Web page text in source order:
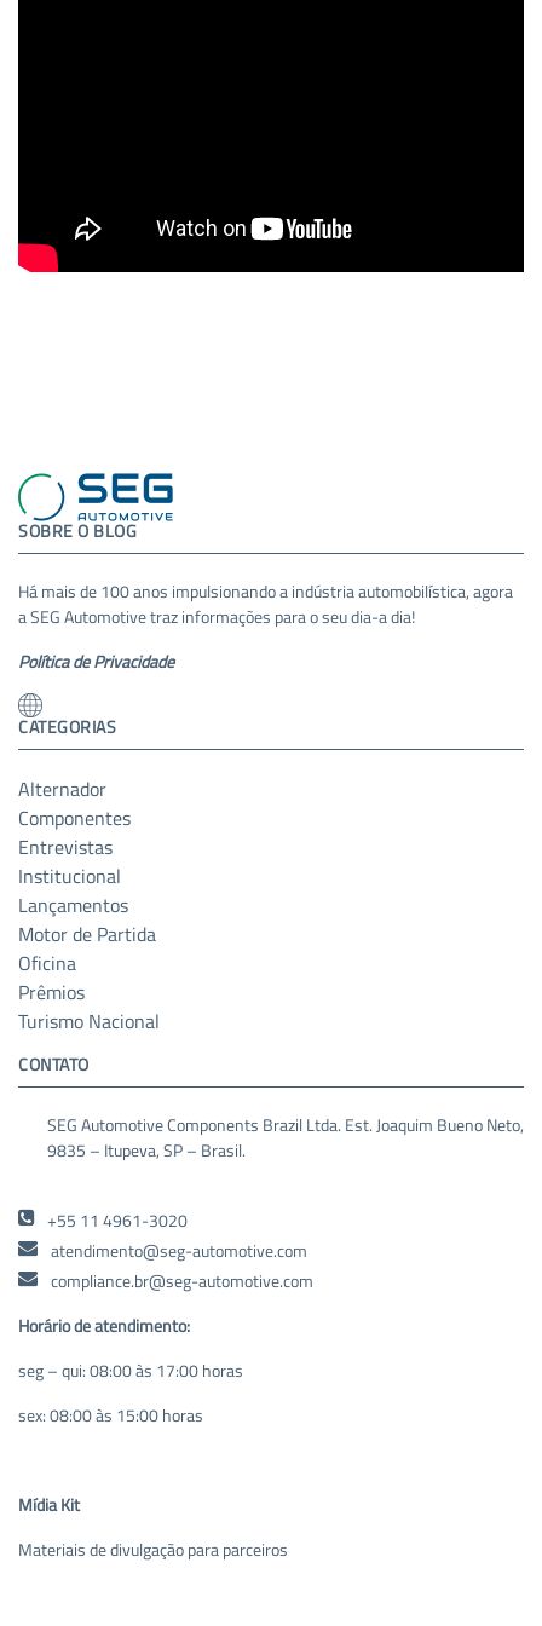
SOBRE O BLOG
Há mais de 100 anos impulsionando a indústria automobilística, agora
a SEG Automotive traz informações para o seu dia-a dia!
Política de Privacidade
CATEGORIAS
Alternador
Componentes
Entrevistas
Institucional
Lançamentos
Motor de Partida
Oficina
Prêmios
Turismo Nacional
CONTATO
SEG Automotive Components Brazil Ltda. Est. Joaquim Bueno Neto,
9835 – Itupeva, SP – Brasil.
+55 11 4961-3020
atendimento@seg-automotive.com
compliance.br@seg-automotive.com
Horário de atendimento:
seg – qui: 08:00 às 17:00 horas
sex: 08:00 às 15:00 horas
Mídia Kit
Materiais de divulgação para parceiros